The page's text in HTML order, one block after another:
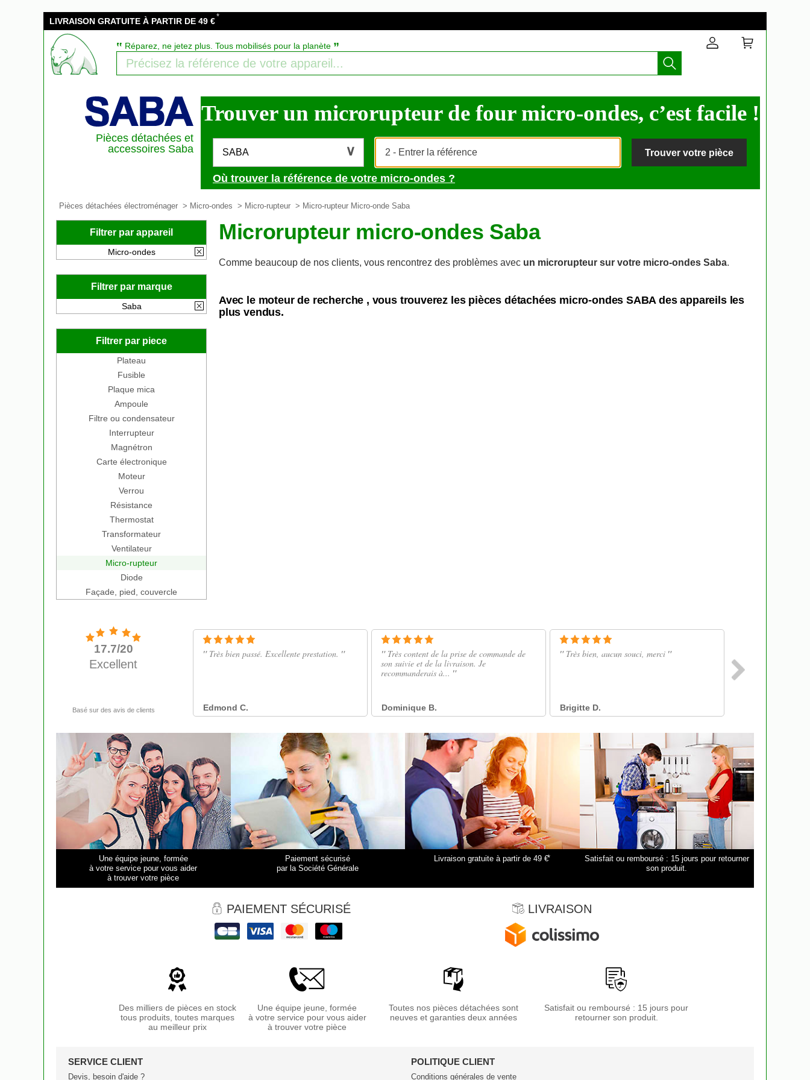
LIVRAISON GRATUITE À PARTIR DE 49 €*
‟ Réparez, ne jetez plus. Tous mobilisés pour la planète ”
Pièces détachées et
accessoires Saba
Trouver un microrupteur de four micro-ondes, c’est facile !
SABA Trouver votre pièce
Où trouver la référence de votre micro-ondes ?
Pièces détachées électroménager > Micro-ondes > Micro-rupteur > Micro-rupteur Micro-onde Saba
Filtrer par appareil
Micro-ondes
Filtrer par marque
Saba
Filtrer par piece
Plateau
Fusible
Plaque mica
Ampoule
Filtre ou condensateur
Interrupteur
Magnétron
Carte électronique
Moteur
Verrou
Résistance
Thermostat
Transformateur
Ventilateur
Micro-rupteur
Diode
Façade, pied, couvercle
Microrupteur micro-ondes Saba
Comme beaucoup de nos clients, vous rencontrez des problèmes avec un microrupteur sur votre micro-ondes Saba.
Avec le moteur de recherche , vous trouverez les pièces détachées micro-ondes SABA des appareils les
plus vendus.
Une équipe jeune, formée
à votre service pour vous aider
à trouver votre pièce
Paiement sécurisé
par la Société Générale
Livraison gratuite à partir de 49 €*
Satisfait ou remboursé : 15 jours pour retourner
son produit.
PAIEMENT SÉCURISÉ LIVRAISON
Des milliers de pièces en stock
tous produits, toutes marques
au meilleur prix
Une équipe jeune, formée
à votre service pour vous aider
à trouver votre pièce
Toutes nos pièces détachées sont
neuves et garanties deux années
Satisfait ou remboursé : 15 jours pour
retourner son produit.
SERVICE CLIENT
Devis, besoin d'aide ?
POLITIQUE CLIENT
Conditions générales de vente